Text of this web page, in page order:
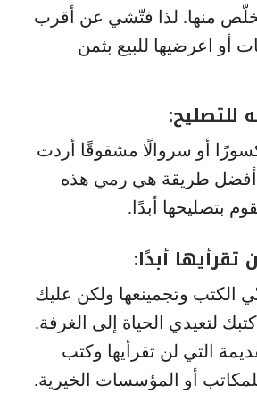
منها. لذا فتّشي عن أقرب
أو اعرضيها للبيع بثمن
أو سروالًا مشقوقًا أردت
أفضل طريقة هي رمي هذه
بتصليحها أبدًا.
الكتب وتجمينعها ولكن عليك
لتعيدي الحياة إلى الغرفة.
التي لن تقرأيها وكتب
أو المؤسسات الخيرية.